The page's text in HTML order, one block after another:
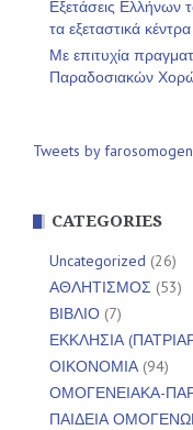
Εξετάσεις Ελλήνων
τα εξεταστικά κέντρα
Με επιτυχία
Παραδοσιακών
Tweets by
CATEGORIES
Uncategorized (26)
ΑΘΛΗΤΙΣΜΟΣ (53)
ΒΙΒΛΙΟ (7)
ΕΚΚΛΗΣΙΑ
ΟΙΚΟΝΟΜΙΑ(94)
ΟΜΟΓΕΝΕΙΑΚΑ-
ΠΑΙΔΕΙΑ